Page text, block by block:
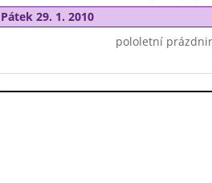
Pátek 29. 1. 2010
pololetní